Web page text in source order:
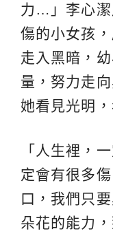
力…」李心潔
傷的小女孩
走入黑暗，
量，努力走
她看見光明，
「人生裡，
定會有很多
口，我們只
朵花的能力